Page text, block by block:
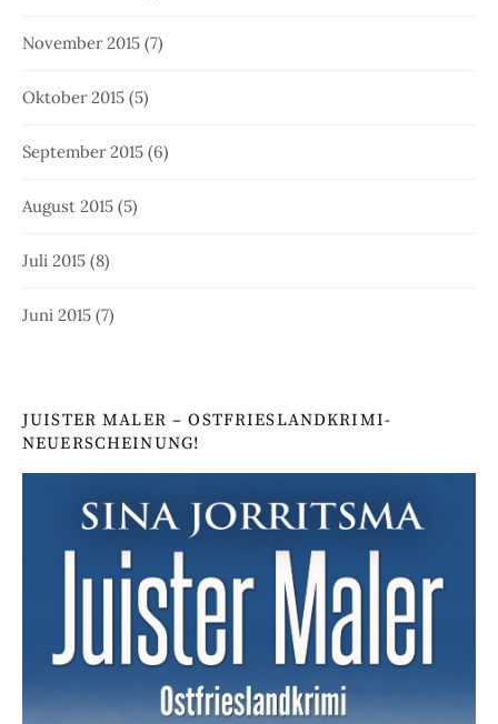
November 2015 (7)
Oktober 2015 (5)
September 2015 (6)
August 2015 (5)
Juli 2015 (8)
Juni 2015 (7)
JUISTER MALER – OSTFRIESLANDKRIMI-
NEUERSCHEINUNG!